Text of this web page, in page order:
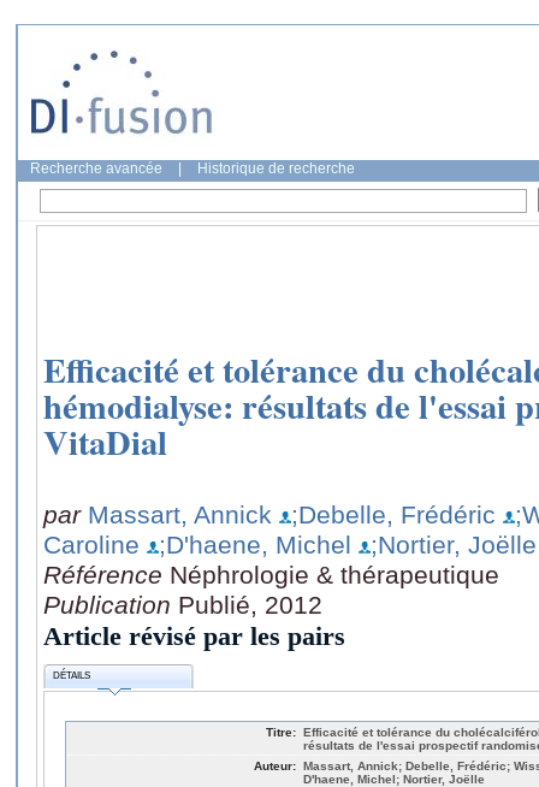
Recherche avancée Historique de recherche
Efficacité et tolérance du
hémodialyse: résultats de l'essai
VitaDial
par Massart, Annick ;Debelle, Frédéric
Caroline
;D'haene, Michel
;Nortier, Joëlle
Référence Néphrologie & thérapeutique
Publication Publié, 2012
Article révisé par les pairs
DÉTAILS
Titre: Efficacité et tolérance du
résultats de l'essai prospectif
Auteur: Massart, Annick; Debelle, Frédéric;
D'haene, Michel; Nortier, Joëlle